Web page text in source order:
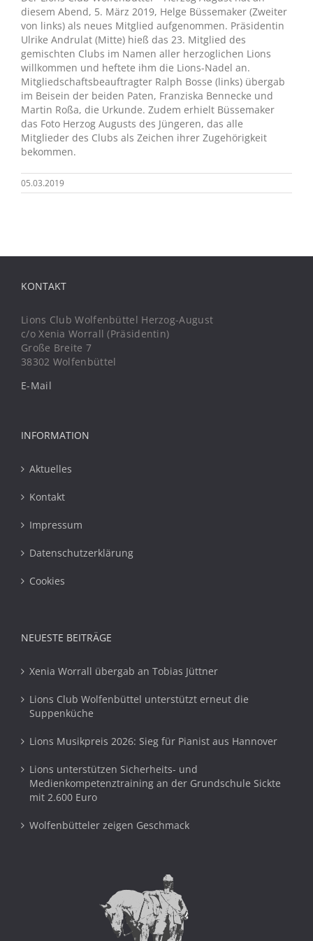
diesem Abend, 5. März 2019, Helge Büssemaker (Zweiter
von links) als neues Mitglied aufgenommen. Präsidentin
Ulrike Andrulat (Mitte) hieß das 23. Mitglied des
gemischten Clubs im Namen aller herzoglichen Lions
willkommen und heftete ihm die Lions-Nadel an.
Mitgliedschaftsbeauftragter Ralph Bosse (links) übergab
im Beisein der beiden Paten, Franziska Bennecke und
Martin Roßa, die Urkunde. Zudem erhielt Büssemaker
das Foto Herzog Augusts des Jüngeren, das alle
Mitglieder des Clubs als Zeichen ihrer Zugehörigkeit
bekommen.
05.03.2019
KONTAKT
Lions Club Wolfenbüttel Herzog-August
c/o Xenia Worrall (Präsidentin)
Große Breite 7
38302 Wolfenbüttel
E-Mail
INFORMATION
Aktuelles
Kontakt
Impressum
Datenschutzerklärung
Cookies
NEUESTE BEITRÄGE
Xenia Worrall übergab an Tobias Jüttner
Lions Club Wolfenbüttel unterstützt erneut die
Suppenküche
Lions Musikpreis 2026: Sieg für Pianist aus Hannover
Lions unterstützen Sicherheits- und
Medienkompetenztraining an der Grundschule Sickte
mit 2.600 Euro
Wolfenbütteler zeigen Geschmack